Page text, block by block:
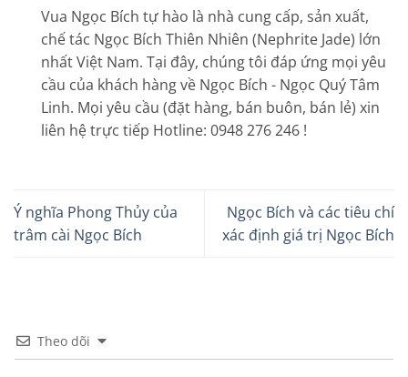
Vua Ngọc Bích tự hào là nhà cung cấp, sản xuất,
chế tác Ngọc Bích Thiên Nhiên (Nephrite Jade) lớn
nhất Việt Nam. Tại đây, chúng tôi đáp ứng mọi yêu
cầu của khách hàng về Ngọc Bích - Ngọc Quý Tâm
Linh. Mọi yêu cầu (đặt hàng, bán buôn, bán lẻ) xin
liên hệ trực tiếp Hotline: 0948 276 246 !
Ý nghĩa Phong Thủy của
trâm cài Ngọc Bích
Ngọc Bích và các tiêu chí
xác định giá trị Ngọc Bích
Theo dõi